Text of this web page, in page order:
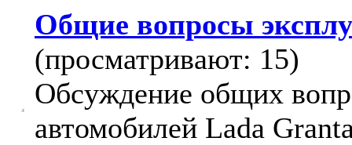
Общие вопросы
(просматривают: 15)
Обсуждение общих
автомобилей Lada